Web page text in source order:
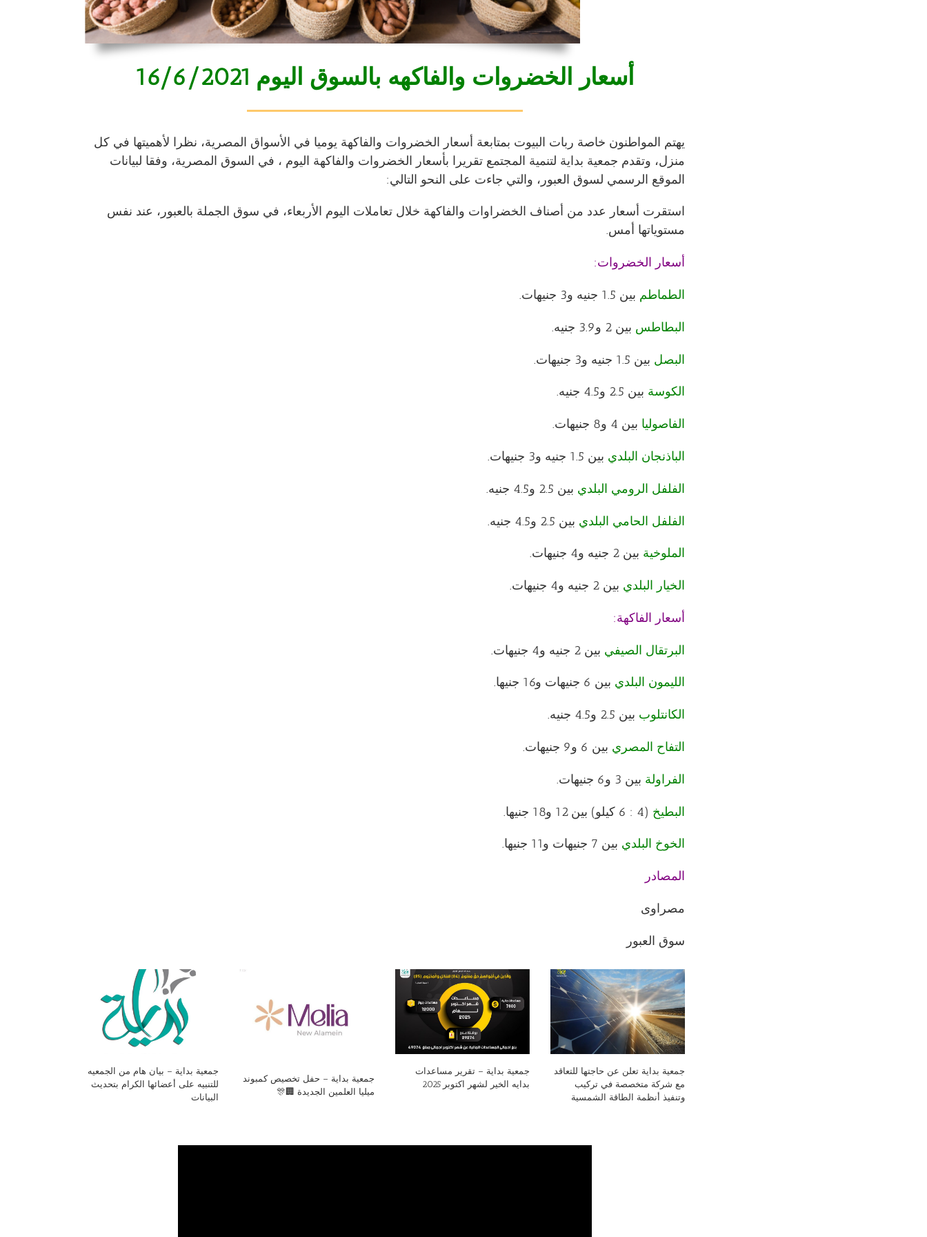
أسعار الخضروات والفاكهه بالسوق اليوم 16/6/2021
يهتم المواطنون خاصة ربات البيوت بمتابعة أسعار الخضروات والفاكهة يوميا في الأسواق المصرية، نظرا لأهميتها في كل
منزل، وتقدم جمعية بداية لتنمية المجتمع تقريرا بأسعار الخضروات والفاكهة اليوم ، في السوق المصرية، وفقا لبيانات
الموقع الرسمي لسوق العبور، والتي جاءت على النحو التالي:
استقرت أسعار عدد من أصناف الخضراوات والفاكهة خلال تعاملات اليوم الأربعاء، في سوق الجملة بالعبور، عند نفس
مستوياتها أمس.
أسعار الخضروات:
الطماطم بين 1.5 جنيه و3 جنيهات.
البطاطس بين 2 و3.9 جنيه.
البصل بين 1.5 جنيه و3 جنيهات.
الكوسة بين 2.5 و4.5 جنيه.
الفاصوليا بين 4 و8 جنيهات.
الباذنجان البلدي بين 1.5 جنيه و3 جنيهات.
الفلفل الرومي البلدي بين 2.5 و4.5 جنيه.
الفلفل الحامي البلدي بين 2.5 و4.5 جنيه.
الملوخية بين 2 جنيه و4 جنيهات.
الخيار البلدي بين 2 جنيه و4 جنيهات.
أسعار الفاكهة:
البرتقال الصيفي بين 2 جنيه و4 جنيهات.
الليمون البلدي بين 6 جنيهات و16 جنيها.
الكانتلوب بين 2.5 و4.5 جنيه.
التفاح المصري بين 6 و9 جنيهات.
الفراولة بين 3 و6 جنيهات.
البطيخ (4 : 6 كيلو) بين 12 و18 جنيها.
الخوخ البلدي بين 7 جنيهات و11 جنيها.
المصادر
مصراوى
سوق العبور
جمعية بداية تعلن عن حاجتها للتعاقد
مع شركة متخصصة في تركيب
وتنفيذ أنظمة الطاقة الشمسية
جمعية بداية – تقرير مساعدات
بدايه الخير لشهر اكتوبر 2025
جمعية بداية – حفل تخصيص كمبوند
ميليا العلمين الجديدة 🏢🎊
جمعية بداية – بيان هام من الجمعيه
للتنبيه على أعضائها الكرام بتحديث
البيانات